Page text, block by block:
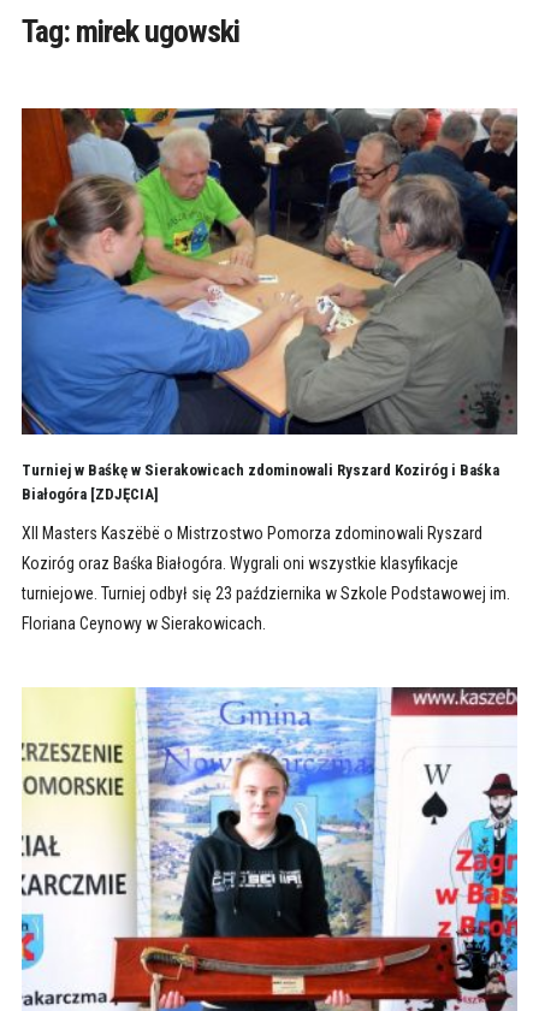
Tag: mirek ugowski
Turniej w Baśkę w Sierakowicach zdominowali Ryszard Koziróg i Baśka
Białogóra [ZDJĘCIA]
XII Masters Kaszëbë o Mistrzostwo Pomorza zdominowali Ryszard
Koziróg oraz Baśka Białogóra. Wygrali oni wszystkie klasyfikacje
turniejowe. Turniej odbył się 23 października w Szkole Podstawowej im.
Floriana Ceynowy w Sierakowicach.